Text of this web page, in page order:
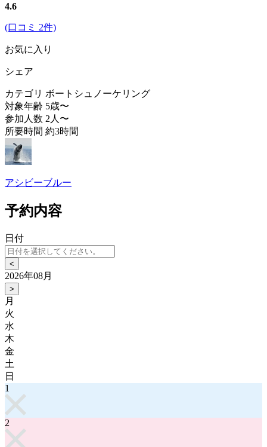
4.6
(口コミ 2件)
お気に入り
シェア
カテゴリ ボートシュノーケリング
対象年齢 5歳〜
参加人数 2人〜
所要時間 約3時間
アシビーブルー
予約内容
日付
<
2026年08月
>
月
火
水
木
金
土
日
1
2